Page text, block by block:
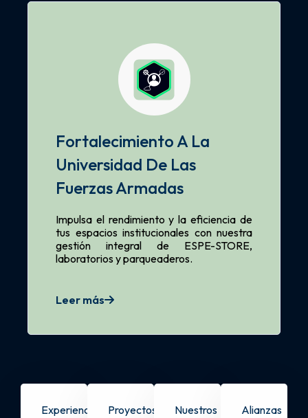
Fortalecimiento A La
Universidad De Las
Fuerzas Armadas
Impulsa el rendimiento y la eficiencia de
tus espacios institucionales con nuestra
gestión integral de ESPE-STORE,
laboratorios y parqueaderos.
Leer más
Experiencia
Proyectos
Nuestros
Alianzas